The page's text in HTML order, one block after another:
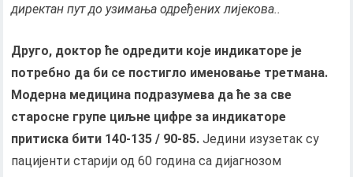
директан пут до узимања одређених лијекова..
Друго, доктор ће одредити које индикаторе је
потребно да би се постигло именовање третмана.
Модерна медицина подразумева да ће за све
старосне групе циљне цифре за индикаторе
притиска бити 140-135 / 90-85. Једини изузетак су
пацијенти старији од 60 година са дијагнозом